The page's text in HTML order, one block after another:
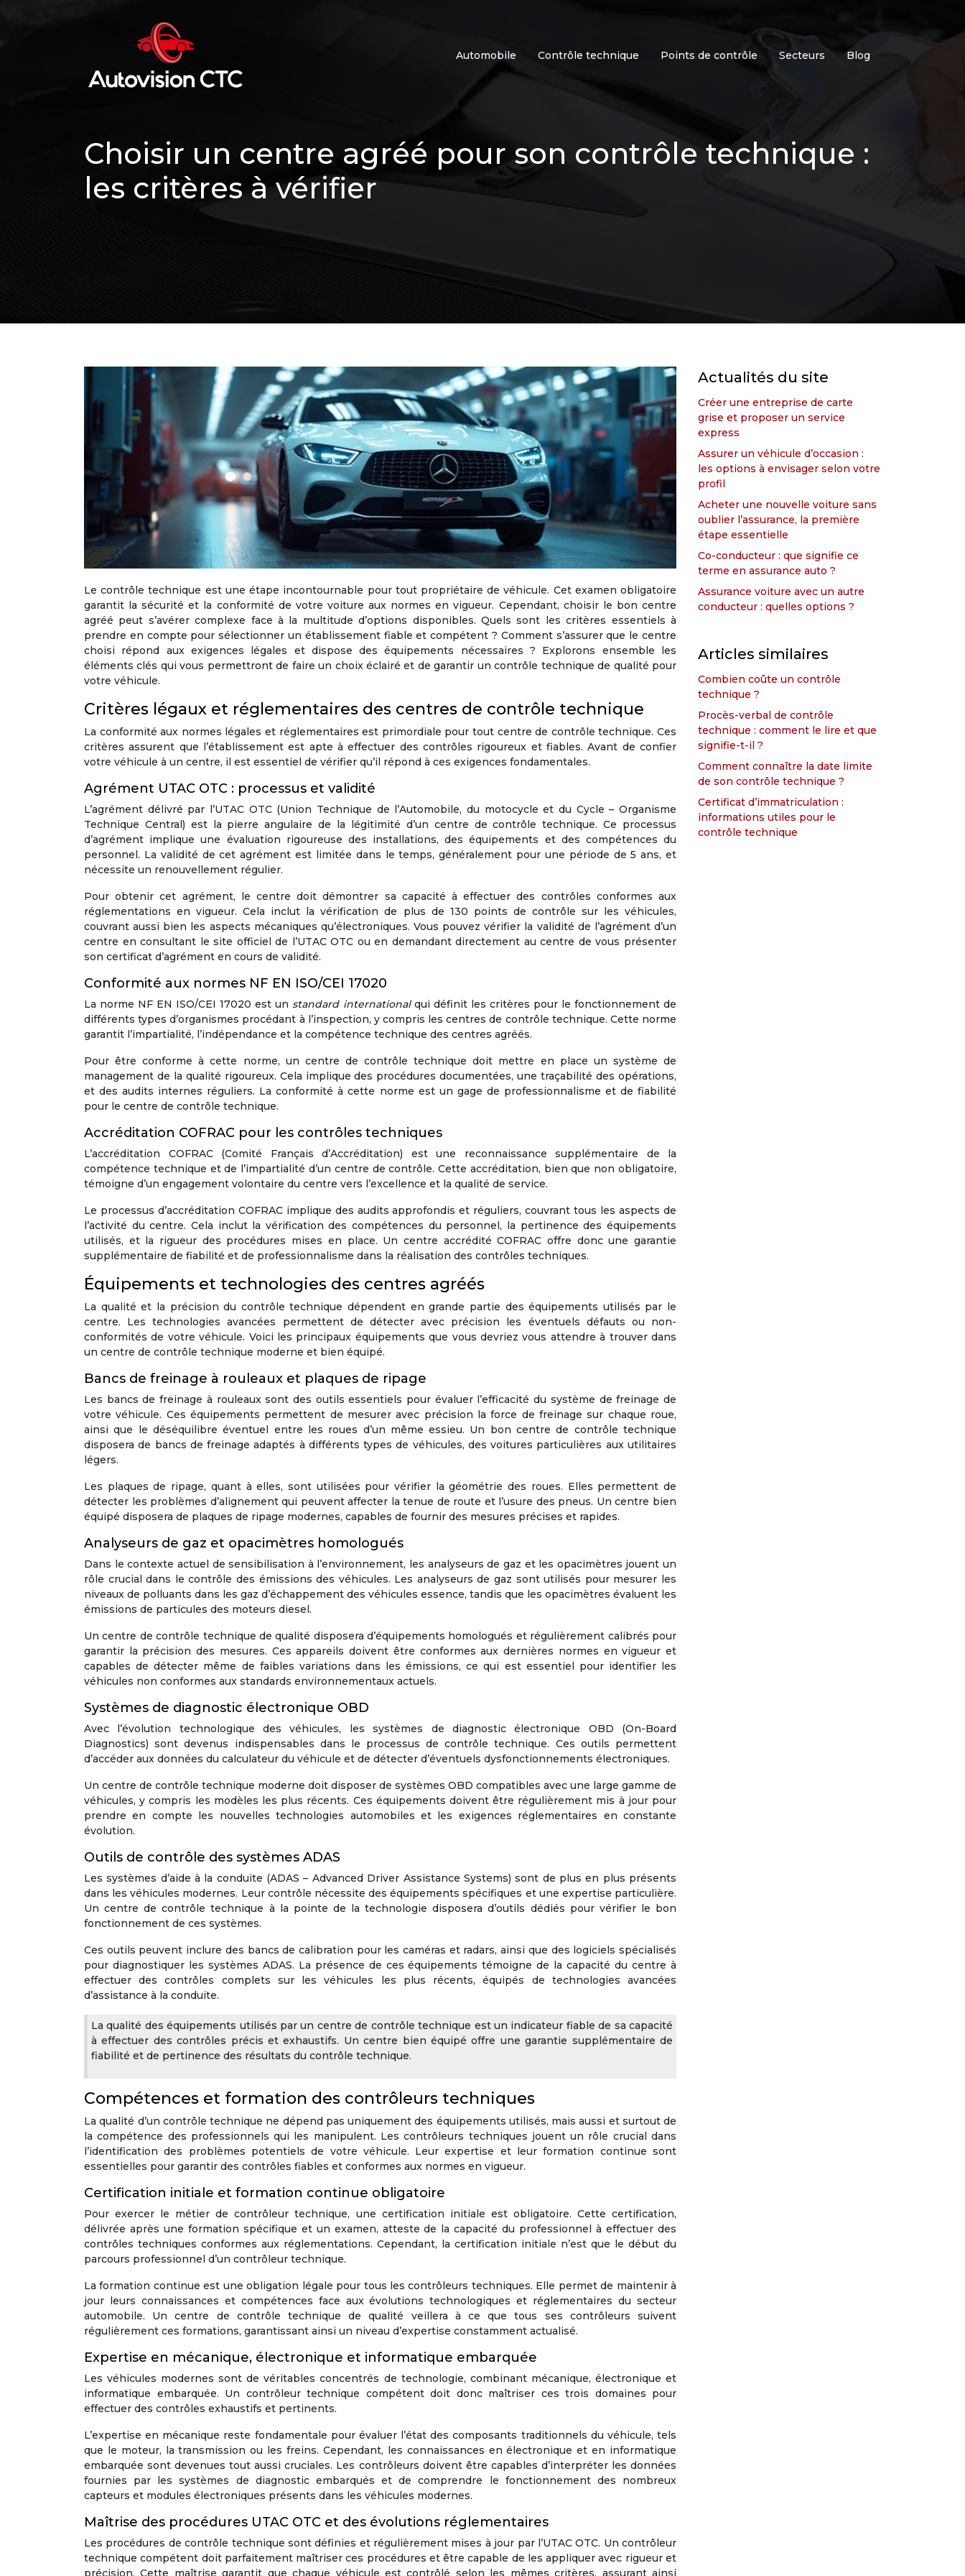
Automobile Contrôle technique Points de contrôle Secteurs Blog
Choisir un centre agréé pour son contrôle technique :
les critères à vérifier
Le contrôle technique est une étape incontournable pour tout propriétaire de véhicule. Cet examen obligatoire
garantit la sécurité et la conformité de votre voiture aux normes en vigueur. Cependant, choisir le bon centre
agréé peut s’avérer complexe face à la multitude d’options disponibles. Quels sont les critères essentiels à
prendre en compte pour sélectionner un établissement fiable et compétent ? Comment s’assurer que le centre
choisi répond aux exigences légales et dispose des équipements nécessaires ? Explorons ensemble les
éléments clés qui vous permettront de faire un choix éclairé et de garantir un contrôle technique de qualité pour
votre véhicule.
Critères légaux et réglementaires des centres de contrôle technique
La conformité aux normes légales et réglementaires est primordiale pour tout centre de contrôle technique. Ces
critères assurent que l’établissement est apte à effectuer des contrôles rigoureux et fiables. Avant de confier
votre véhicule à un centre, il est essentiel de vérifier qu’il répond à ces exigences fondamentales.
Agrément UTAC OTC : processus et validité
L’agrément délivré par l’UTAC OTC (Union Technique de l’Automobile, du motocycle et du Cycle – Organisme
Technique Central) est la pierre angulaire de la légitimité d’un centre de contrôle technique. Ce processus
d’agrément implique une évaluation rigoureuse des installations, des équipements et des compétences du
personnel. La validité de cet agrément est limitée dans le temps, généralement pour une période de 5 ans, et
nécessite un renouvellement régulier.
Pour obtenir cet agrément, le centre doit démontrer sa capacité à effectuer des contrôles conformes aux
réglementations en vigueur. Cela inclut la vérification de plus de 130 points de contrôle sur les véhicules,
couvrant aussi bien les aspects mécaniques qu’électroniques. Vous pouvez vérifier la validité de l’agrément d’un
centre en consultant le site officiel de l’UTAC OTC ou en demandant directement au centre de vous présenter
son certificat d’agrément en cours de validité.
Conformité aux normes NF EN ISO/CEI 17020
La norme NF EN ISO/CEI 17020 est unstandard international qui définit les critères pour le fonctionnement de
différents types d’organismes procédant à l’inspection, y compris les centres de contrôle technique. Cette norme
garantit l’impartialité, l’indépendance et la compétence technique des centres agréés.
Pour être conforme à cette norme, un centre de contrôle technique doit mettre en place un système de
management de la qualité rigoureux. Cela implique des procédures documentées, une traçabilité des opérations,
et des audits internes réguliers. La conformité à cette norme est un gage de professionnalisme et de fiabilité
pour le centre de contrôle technique.
Accréditation COFRAC pour les contrôles techniques
L’accréditation COFRAC (Comité Français d’Accréditation) est une reconnaissance supplémentaire de la
compétence technique et de l’impartialité d’un centre de contrôle. Cette accréditation, bien que non obligatoire,
témoigne d’un engagement volontaire du centre vers l’excellence et la qualité de service.
Le processus d’accréditation COFRAC implique des audits approfondis et réguliers, couvrant tous les aspects de
l’activité du centre. Cela inclut la vérification des compétences du personnel, la pertinence des équipements
utilisés, et la rigueur des procédures mises en place. Un centre accrédité COFRAC offre donc une garantie
supplémentaire de fiabilité et de professionnalisme dans la réalisation des contrôles techniques.
Équipements et technologies des centres agréés
La qualité et la précision du contrôle technique dépendent en grande partie des équipements utilisés par le
centre. Les technologies avancées permettent de détecter avec précision les éventuels défauts ou non-
conformités de votre véhicule. Voici les principaux équipements que vous devriez vous attendre à trouver dans
un centre de contrôle technique moderne et bien équipé.
Bancs de freinage à rouleaux et plaques de ripage
Les bancs de freinage à rouleaux sont des outils essentiels pour évaluer l’efficacité du système de freinage de
votre véhicule. Ces équipements permettent de mesurer avec précision la force de freinage sur chaque roue,
ainsi que le déséquilibre éventuel entre les roues d’un même essieu. Un bon centre de contrôle technique
disposera de bancs de freinage adaptés à différents types de véhicules, des voitures particulières aux utilitaires
légers.
Les plaques de ripage, quant à elles, sont utilisées pour vérifier la géométrie des roues. Elles permettent de
détecter les problèmes d’alignement qui peuvent affecter la tenue de route et l’usure des pneus. Un centre bien
équipé disposera de plaques de ripage modernes, capables de fournir des mesures précises et rapides.
Analyseurs de gaz et opacimètres homologués
Dans le contexte actuel de sensibilisation à l’environnement, les analyseurs de gaz et les opacimètres jouent un
rôle crucial dans le contrôle des émissions des véhicules. Les analyseurs de gaz sont utilisés pour mesurer les
niveaux de polluants dans les gaz d’échappement des véhicules essence, tandis que les opacimètres évaluent les
émissions de particules des moteurs diesel.
Un centre de contrôle technique de qualité disposera d’équipements homologués et régulièrement calibrés pour
garantir la précision des mesures. Ces appareils doivent être conformes aux dernières normes en vigueur et
capables de détecter même de faibles variations dans les émissions, ce qui est essentiel pour identifier les
véhicules non conformes aux standards environnementaux actuels.
Systèmes de diagnostic électronique OBD
Avec l’évolution technologique des véhicules, les systèmes de diagnostic électronique OBD (On-Board
Diagnostics) sont devenus indispensables dans le processus de contrôle technique. Ces outils permettent
d’accéder aux données du calculateur du véhicule et de détecter d’éventuels dysfonctionnements électroniques.
Un centre de contrôle technique moderne doit disposer de systèmes OBD compatibles avec une large gamme de
véhicules, y compris les modèles les plus récents. Ces équipements doivent être régulièrement mis à jour pour
prendre en compte les nouvelles technologies automobiles et les exigences réglementaires en constante
évolution.
Outils de contrôle des systèmes ADAS
Les systèmes d’aide à la conduite (ADAS – Advanced Driver Assistance Systems) sont de plus en plus présents
dans les véhicules modernes. Leur contrôle nécessite des équipements spécifiques et une expertise particulière.
Un centre de contrôle technique à la pointe de la technologie disposera d’outils dédiés pour vérifier le bon
fonctionnement de ces systèmes.
Ces outils peuvent inclure des bancs de calibration pour les caméras et radars, ainsi que des logiciels spécialisés
pour diagnostiquer les systèmes ADAS. La présence de ces équipements témoigne de la capacité du centre à
effectuer des contrôles complets sur les véhicules les plus récents, équipés de technologies avancées
d’assistance à la conduite.
La qualité des équipements utilisés par un centre de contrôle technique est un indicateur fiable de sa capacité
à effectuer des contrôles précis et exhaustifs. Un centre bien équipé offre une garantie supplémentaire de
fiabilité et de pertinence des résultats du contrôle technique.
Compétences et formation des contrôleurs techniques
La qualité d’un contrôle technique ne dépend pas uniquement des équipements utilisés, mais aussi et surtout de
la compétence des professionnels qui les manipulent. Les contrôleurs techniques jouent un rôle crucial dans
l’identification des problèmes potentiels de votre véhicule. Leur expertise et leur formation continue sont
essentielles pour garantir des contrôles fiables et conformes aux normes en vigueur.
Certification initiale et formation continue obligatoire
Pour exercer le métier de contrôleur technique, une certification initiale est obligatoire. Cette certification,
délivrée après une formation spécifique et un examen, atteste de la capacité du professionnel à effectuer des
contrôles techniques conformes aux réglementations. Cependant, la certification initiale n’est que le début du
parcours professionnel d’un contrôleur technique.
La formation continue est une obligation légale pour tous les contrôleurs techniques. Elle permet de maintenir à
jour leurs connaissances et compétences face aux évolutions technologiques et réglementaires du secteur
automobile. Un centre de contrôle technique de qualité veillera à ce que tous ses contrôleurs suivent
régulièrement ces formations, garantissant ainsi un niveau d’expertise constamment actualisé.
Expertise en mécanique, électronique et informatique embarquée
Les véhicules modernes sont de véritables concentrés de technologie, combinant mécanique, électronique et
informatique embarquée. Un contrôleur technique compétent doit donc maîtriser ces trois domaines pour
effectuer des contrôles exhaustifs et pertinents.
L’expertise en mécanique reste fondamentale pour évaluer l’état des composants traditionnels du véhicule, tels
que le moteur, la transmission ou les freins. Cependant, les connaissances en électronique et en informatique
embarquée sont devenues tout aussi cruciales. Les contrôleurs doivent être capables d’interpréter les données
fournies par les systèmes de diagnostic embarqués et de comprendre le fonctionnement des nombreux
capteurs et modules électroniques présents dans les véhicules modernes.
Maîtrise des procédures UTAC OTC et des évolutions réglementaires
Les procédures de contrôle technique sont définies et régulièrement mises à jour par l’UTAC OTC. Un contrôleur
technique compétent doit parfaitement maîtriser ces procédures et être capable de les appliquer avec rigueur et
précision. Cette maîtrise garantit que chaque véhicule est contrôlé selon les mêmes critères, assurant ainsi
Actualités du site
Créer une entreprise de carte
grise et proposer un service
express
Assurer un véhicule d’occasion :
les options à envisager selon votre
profil
Acheter une nouvelle voiture sans
oublier l’assurance, la première
étape essentielle
Co-conducteur : que signifie ce
terme en assurance auto ?
Assurance voiture avec un autre
conducteur : quelles options ?
Articles similaires
Combien coûte un contrôle
technique ?
Procès-verbal de contrôle
technique : comment le lire et que
signifie-t-il ?
Comment connaître la date limite
de son contrôle technique ?
Certificat d’immatriculation :
informations utiles pour le
contrôle technique